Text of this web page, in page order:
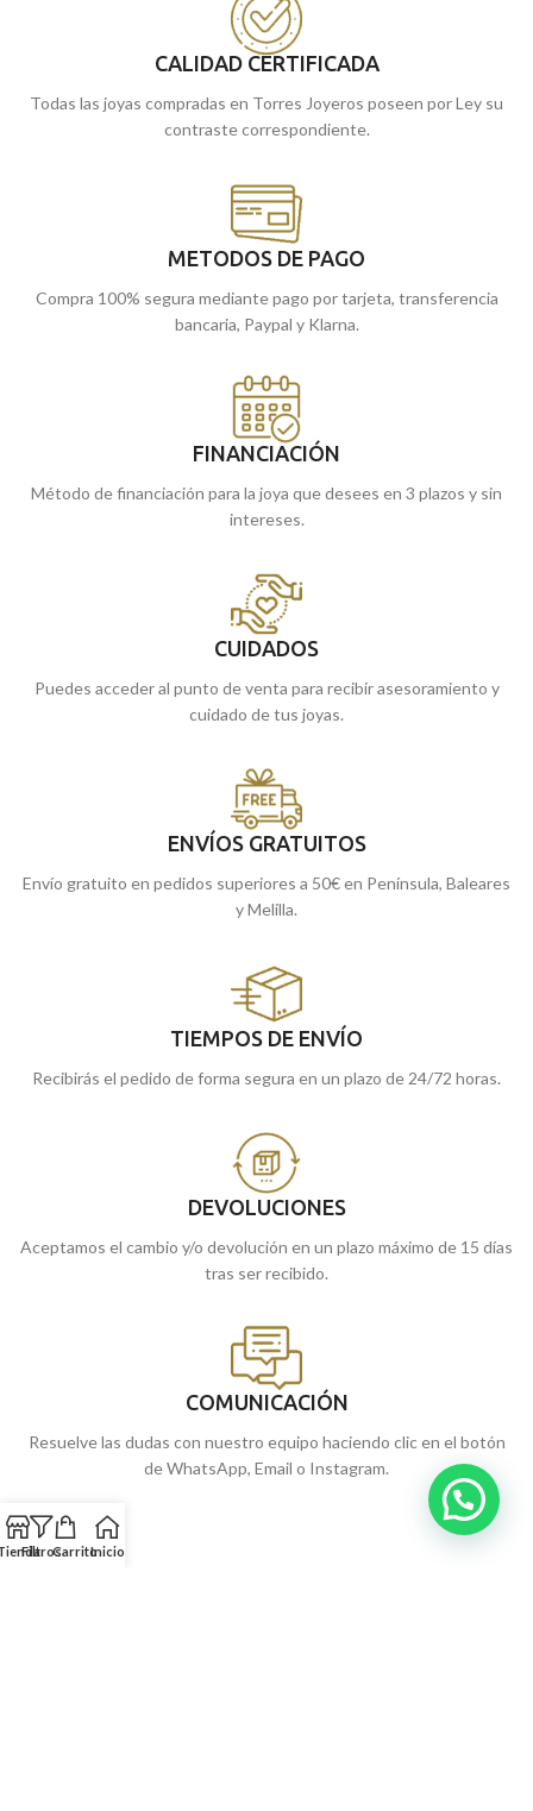
CALIDAD CERTIFICADA
Todas las joyas compradas en Torres Joyeros poseen por Ley su
contraste correspondiente.
METODOS DE PAGO
Compra 100% segura mediante pago por tarjeta, transferencia
bancaria, Paypal y Klarna.
FINANCIACIÓN
Método de financiación para la joya que desees en 3 plazos y sin
intereses.
CUIDADOS
Puedes acceder al punto de venta para recibir asesoramiento y
cuidado de tus joyas.
ENVÍOS GRATUITOS
Envío gratuito en pedidos superiores a 50€ en Península, Baleares
y Melilla.
TIEMPOS DE ENVÍO
Recibirás el pedido de forma segura en un plazo de 24/72 horas.
DEVOLUCIONES
Aceptamos el cambio y/o devolución en un plazo máximo de 15 días
tras ser recibido.
COMUNICACIÓN
Resuelve las dudas con nuestro equipo haciendo clic en el botón
de WhatsApp, Email o Instagram.
FiltrosCarritoInicio